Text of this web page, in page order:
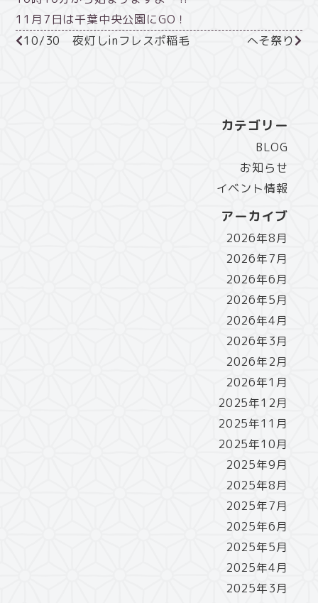
11月7日は千葉中央公園にGO！
10/30 夜灯しinフレスポ稲毛
へそ祭り
カテゴリー
BLOG
お知らせ
イベント情報
アーカイブ
2026年8月
2026年7月
2026年6月
2026年5月
2026年4月
2026年3月
2026年2月
2026年1月
2025年12月
2025年11月
2025年10月
2025年9月
2025年8月
2025年7月
2025年6月
2025年5月
2025年4月
2025年3月